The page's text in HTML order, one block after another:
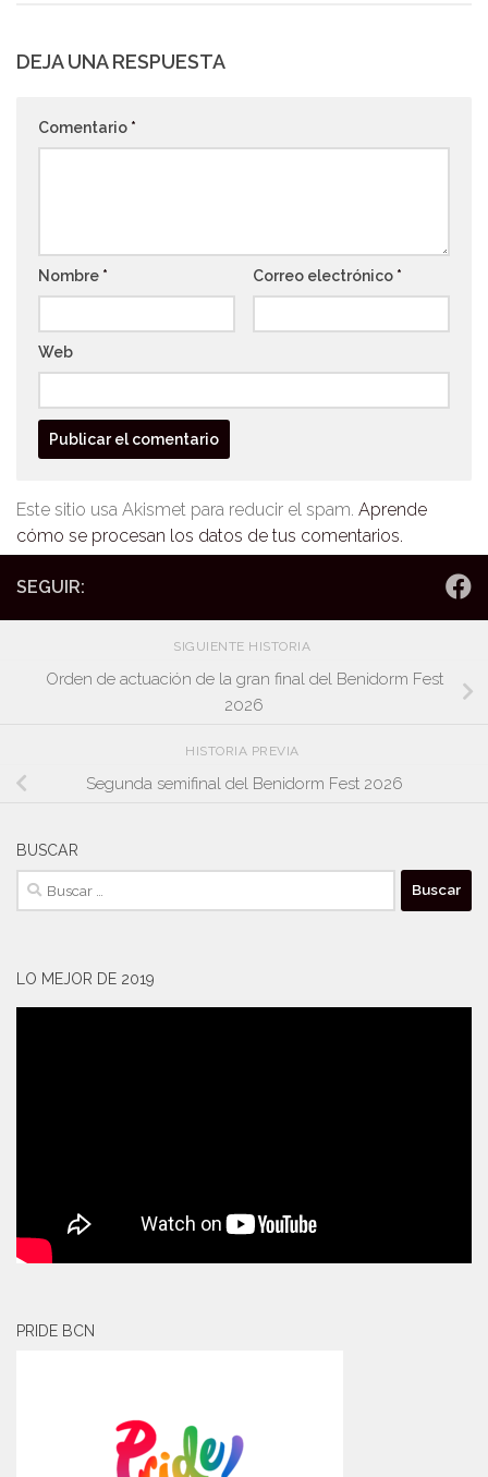
DEJA UNA RESPUESTA
Comentario *
Nombre * Correo electrónico *
Web
Este sitio usa Akismet para reducir el spam. Aprende
cómo se procesan los datos de tus comentarios.
SEGUIR:
SIGUIENTE HISTORIA
Orden de actuación de la gran final del Benidorm Fest
2026
HISTORIA PREVIA
Segunda semifinal del Benidorm Fest 2026
BUSCAR
Buscar:
LO MEJOR DE 2019
PRIDE BCN